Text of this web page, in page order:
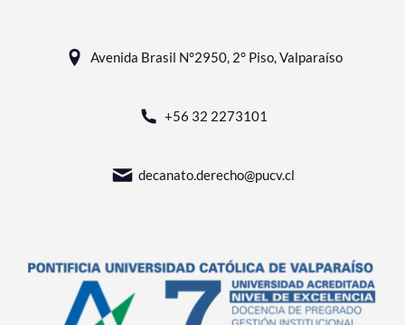
Avenida Brasil N°2950, 2° Piso, Valparaíso
+56 32 2273101
decanato.derecho@pucv.cl